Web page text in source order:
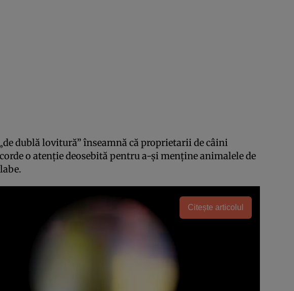
dublă lovitură” înseamnă că proprietarii de câini
o atenție deosebită pentru a-și menține animalele de
Citește articolul